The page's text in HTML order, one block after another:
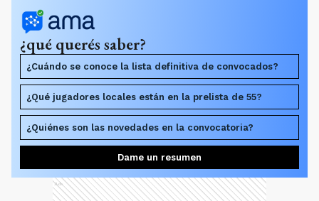
¿qué querés saber?
¿Cuándo se conoce la lista definitiva de convocados?
¿Qué jugadores locales están en la prelista de 55?
¿Quiénes son las novedades en la convocatoria?
Dame un resumen
Ads